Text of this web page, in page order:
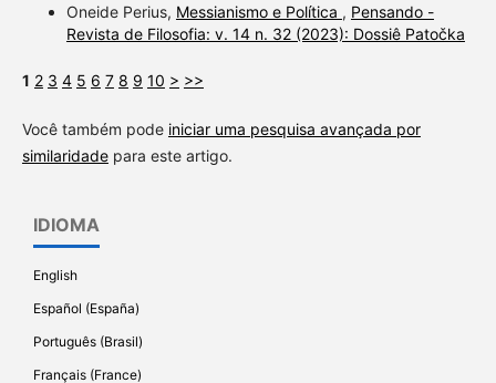
Oneide Perius, Messianismo e Política , Pensando -
Revista de Filosofia: v. 14 n. 32 (2023): Dossiê Patočka
1 2 3 4 5 6 7 8 9 10 > >>
Você também pode iniciar uma pesquisa avançada por
similaridadepara este artigo.
IDIOMA
English
Español (España)
Português (Brasil)
Français (France)